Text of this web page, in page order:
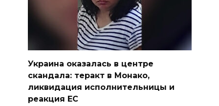
Украина оказалась в центре
скандала: теракт в Монако,
ликвидация исполнительницы и
реакция ЕС